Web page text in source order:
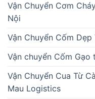
Vận Chuyển Cơm
Nội
Vận Chuyển Cốm
Vận chuyển Cốm Gạo
Vận Chuyển Cua Từ
Mau Logistics